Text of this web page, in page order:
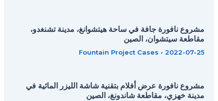
مشروع نافورة جافة في ساحة هيتشوانغ، مدينة تشنغدو،
مقاطعة سيتشوان، الصين
Fountain Project Cases •2022-07-25
مشروع نافورة عرض أفلام بتقنية شاشة الليزر المائية في
مدينة خهزي، مقاطعة شاندونغ، الصين